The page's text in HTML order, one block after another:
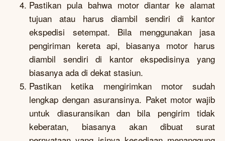
Pastikan pula bahwa motor diantar ke alamat
tujuan atau harus diambil sendiri di kantor
ekspedisi setempat. Bila menggunakan jasa
pengiriman kereta api, biasanya motor harus
diambil sendiri di kantor ekspedisinya yang
biasanya ada di dekat stasiun.
Pastikan ketika mengirimkan motor sudah
lengkap dengan asuransinya. Paket motor wajib
untuk diasuransikan dan bila pengirim tidak
keberatan, biasanya akan dibuat surat